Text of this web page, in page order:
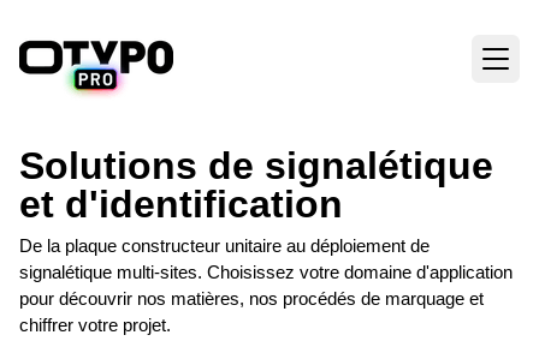
Solutions de signalétique
et d'identification
De la plaque constructeur unitaire au déploiement de
signalétique multi-sites. Choisissez votre domaine d'application
pour découvrir nos matières, nos procédés de marquage et
chiffrer votre projet.